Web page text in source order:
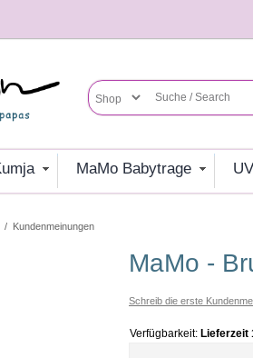
Kumja MaMo Babytrage
/ Kundenmeinungen
MaMo -
Schreib die erste
Verfügbarkeit: Lieferzeit